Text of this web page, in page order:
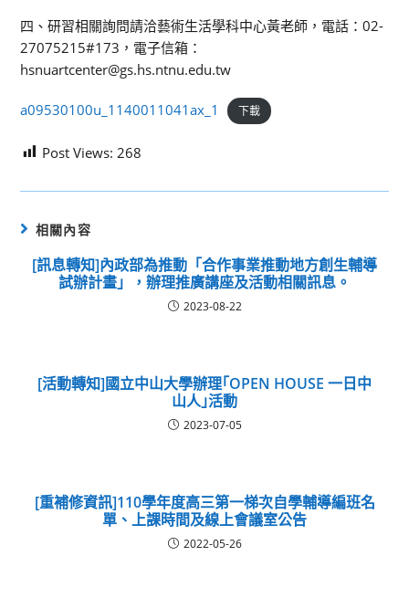
四、研習相關詢問請洽藝術生活學科中心黃老師，電話：02-
27075215#173，電子信箱：
hsnuartcenter@gs.hs.ntnu.edu.tw
a09530100u_1140011041ax_1 下載
Post Views: 268
相關內容
[訊息轉知]內政部為推動「合作事業推動地方創生輔導
試辦計畫」，辦理推廣講座及活動相關訊息。
2023-08-22
[活動轉知]國立中山大學辦理｢OPEN HOUSE 一日中
山人｣活動
2023-07-05
[重補修資訊]110學年度高三第一梯次自學輔導編班名
單、上課時間及線上會議室公告
2022-05-26